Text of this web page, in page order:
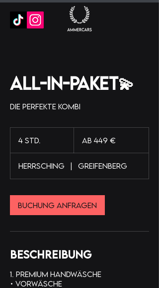
All-in-Paket💫
Die Perfekte Kombi
4 Std.
d
.
EuroAb 449 €
HERRSCHING | GREIFENBERG
Buchung anfragen
Beschreibung
1. Premium Handwäsche
• Vorwäsche